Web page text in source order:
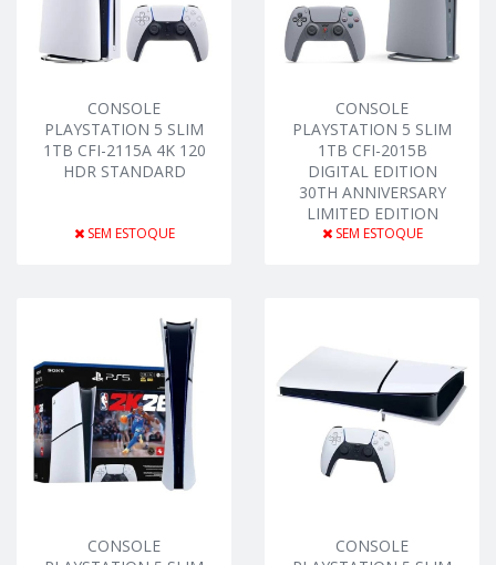
CONSOLE
PLAYSTATION 5 SLIM
1TB CFI-2115A 4K 120
HDR STANDARD
SEM ESTOQUE
CONSOLE
PLAYSTATION 5 SLIM
1TB CFI-2015B
DIGITAL EDITION
30TH ANNIVERSARY
LIMITED EDITION
SEM ESTOQUE
CONSOLE
CONSOLE